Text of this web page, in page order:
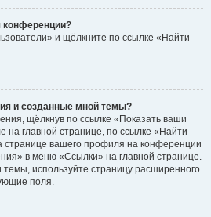
конференции?
и щёлкните по ссылке «Найти
и созданные мной темы?
щёлкнув по ссылке «Показать ваши
на главной странице, по ссылке «Найти
странице вашего профиля на конференции
в меню «Ссылки» на главной странице.
используйте страницу расширенного
поля.